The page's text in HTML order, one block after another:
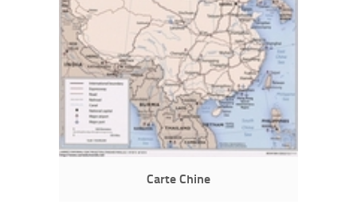
Carte Chine